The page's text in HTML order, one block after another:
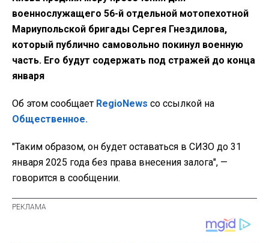
военнослужащего 56-й отдельной мотопехотной
Мариупольской бригады Сергея Гнездилова,
который публично самовольно покинул военную
часть. Его будут содержать под стражей до конца
января
Об этом сообщает RegioNews со ссылкой на
Общественное.
"Таким образом, он будет оставаться в СИЗО до 31
января 2025 года без права внесения залога", —
говорится в сообщении.